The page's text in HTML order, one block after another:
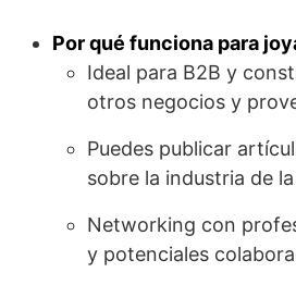
Por qué funciona para
Ideal para B2B y
otros negocios y
Puedes publicar
sobre la industria de
Networking con
y potenciales